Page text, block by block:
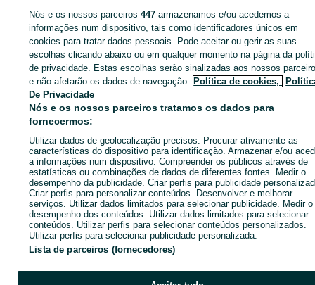
Entra na tua conta OLX ou cria uma nova para contactares
anunciante
Entrar ou criar conta
Enviar mensagem
Nós e os nossos parceiros447 armazenamos e/ou acedemos a
informações num dispositivo, tais como identificadores únicos em
cookies para tratar dados pessoais. Pode aceitar ou gerir as suas
escolhas clicando abaixo ou em qualquer momento na página da
de privacidade. Estas escolhas serão sinalizadas aos nossos
e não afetarão os dados de navegação. Política de cookies,
De Privacidade
Nós e os nossos parceiros tratamos os dados para
fornecermos:
Utilizar dados de geolocalização precisos. Procurar ativamente as
características do dispositivo para identificação. Armazenar e/ou
a informações num dispositivo. Compreender os públicos através de
estatísticas ou combinações de dados de diferentes fontes. Medir o
desempenho da publicidade. Criar perfis para publicidade
Criar perfis para personalizar conteúdos. Desenvolver e melhorar
serviços. Utilizar dados limitados para selecionar publicidade. Medir o
desempenho dos conteúdos. Utilizar dados limitados para selecionar
conteúdos. Utilizar perfis para selecionar conteúdos personalizados.
Utilizar perfis para selecionar publicidade personalizada.
Lista de parceiros (fornecedores)